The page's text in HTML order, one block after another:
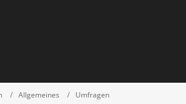
Allgemeines Umfragen